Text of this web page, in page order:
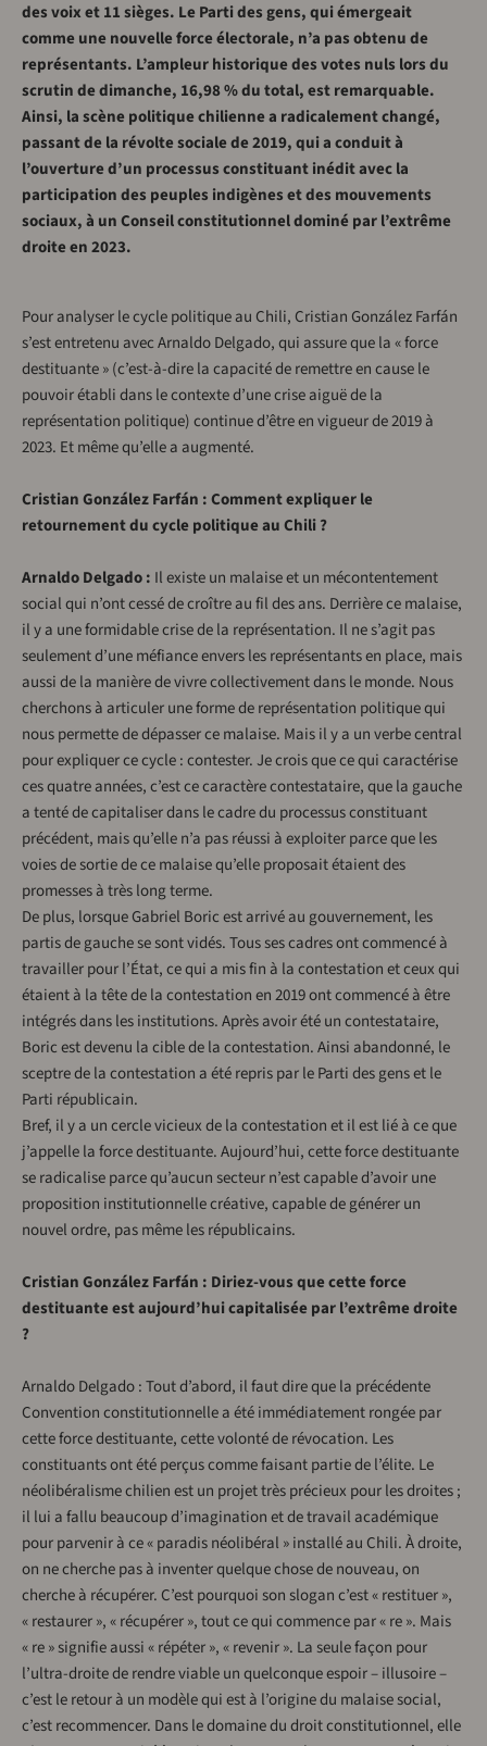
des voix et 11 sièges. Le Parti des gens, qui émergeait
comme une nouvelle force électorale, n’a pas obtenu de
représentants. L’ampleur historique des votes nuls lors du
scrutin de dimanche, 16,98 % du total, est remarquable.
Ainsi, la scène politique chilienne a radicalement changé,
passant de la révolte sociale de 2019, qui a conduit à
l’ouverture d’un processus constituant inédit avec la
participation des peuples indigènes et des mouvements
sociaux, à un Conseil constitutionnel dominé par l’extrême
droite en 2023.
Pour analyser le cycle politique au Chili, Cristian González Farfán
s’est entretenu avec Arnaldo Delgado, qui assure que la « force
destituante » (c’est-à-dire la capacité de remettre en cause le
pouvoir établi dans le contexte d’une crise aiguë de la
représentation politique) continue d’être en vigueur de 2019 à
2023. Et même qu’elle a augmenté.
Cristian González Farfán : Comment expliquer le
retournement du cycle politique au Chili ?
Arnaldo Delgado : Il existe un malaise et un mécontentement
social qui n’ont cessé de croître au fil des ans. Derrière ce malaise,
il y a une formidable crise de la représentation. Il ne s’agit pas
seulement d’une méfiance envers les représentants en place, mais
aussi de la manière de vivre collectivement dans le monde. Nous
cherchons à articuler une forme de représentation politique qui
nous permette de dépasser ce malaise. Mais il y a un verbe central
pour expliquer ce cycle : contester. Je crois que ce qui caractérise
ces quatre années, c’est ce caractère contestataire, que la gauche
a tenté de capitaliser dans le cadre du processus constituant
précédent, mais qu’elle n’a pas réussi à exploiter parce que les
voies de sortie de ce malaise qu’elle proposait étaient des
promesses à très long terme.
De plus, lorsque Gabriel Boric est arrivé au gouvernement, les
partis de gauche se sont vidés. Tous ses cadres ont commencé à
travailler pour l’État, ce qui a mis fin à la contestation et ceux qui
étaient à la tête de la contestation en 2019 ont commencé à être
intégrés dans les institutions. Après avoir été un contestataire,
Boric est devenu la cible de la contestation. Ainsi abandonné, le
sceptre de la contestation a été repris par le Parti des gens et le
Parti républicain.
Bref, il y a un cercle vicieux de la contestation et il est lié à ce que
j’appelle la force destituante. Aujourd’hui, cette force destituante
se radicalise parce qu’aucun secteur n’est capable d’avoir une
proposition institutionnelle créative, capable de générer un
nouvel ordre, pas même les républicains.
Cristian González Farfán : Diriez-vous que cette force
destituante est aujourd’hui capitalisée par l’extrême droite
?
Arnaldo Delgado : Tout d’abord, il faut dire que la précédente
Convention constitutionnelle a été immédiatement rongée par
cette force destituante, cette volonté de révocation. Les
constituants ont été perçus comme faisant partie de l’élite. Le
néolibéralisme chilien est un projet très précieux pour les droites ;
il lui a fallu beaucoup d’imagination et de travail académique
pour parvenir à ce « paradis néolibéral » installé au Chili. À droite,
on ne cherche pas à inventer quelque chose de nouveau, on
cherche à récupérer. C’est pourquoi son slogan c’est « restituer »,
« restaurer », « récupérer », tout ce qui commence par « re ». Mais
« re » signifie aussi « répéter », « revenir ». La seule façon pour
l’ultra-droite de rendre viable un quelconque espoir – illusoire –
c’est le retour à un modèle qui est à l’origine du malaise social,
c’est recommencer. Dans le domaine du droit constitutionnel, elle